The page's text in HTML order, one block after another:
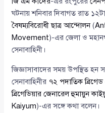
ঘটনায় শনিবার দিবাগত রাত
বৈষম্যবিরোধী ছাত্র আন্দোলন(
Movement)-এর জেলা ও
সেনাবাহিনী।
জিজ্ঞাসাবাদের সময় উপস্থিত হন
সেনাবাহিনীর ৭২ পদাতিক ব্রিগেড
ব্রিগেডিয়ার জেনারেল হুমায়ুন
Kaiyum)-এর সঙ্গে কথা বলেন।